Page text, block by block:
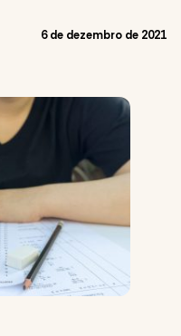
6 de dezembro de 2021